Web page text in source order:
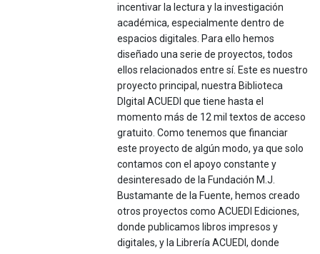
incentivar la lectura y la investigación
académica, especialmente dentro de
espacios digitales. Para ello hemos
diseñado una serie de proyectos, todos
ellos relacionados entre sí. Este es nuestro
proyecto principal, nuestra Biblioteca
DIgital ACUEDI que tiene hasta el
momento más de 12 mil textos de acceso
gratuito. Como tenemos que financiar
este proyecto de algún modo, ya que solo
contamos con el apoyo constante y
desinteresado de la Fundación M.J.
Bustamante de la Fuente, hemos creado
otros proyectos como ACUEDI Ediciones,
donde publicamos libros impresos y
digitales, y la Librería ACUEDI, donde